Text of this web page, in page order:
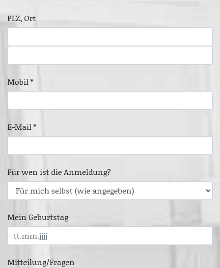
PLZ, Ort
Mobil *
E-Mail *
Für wen ist die Anmeldung?
Mein Geburtstag
Mitteilung/Fragen